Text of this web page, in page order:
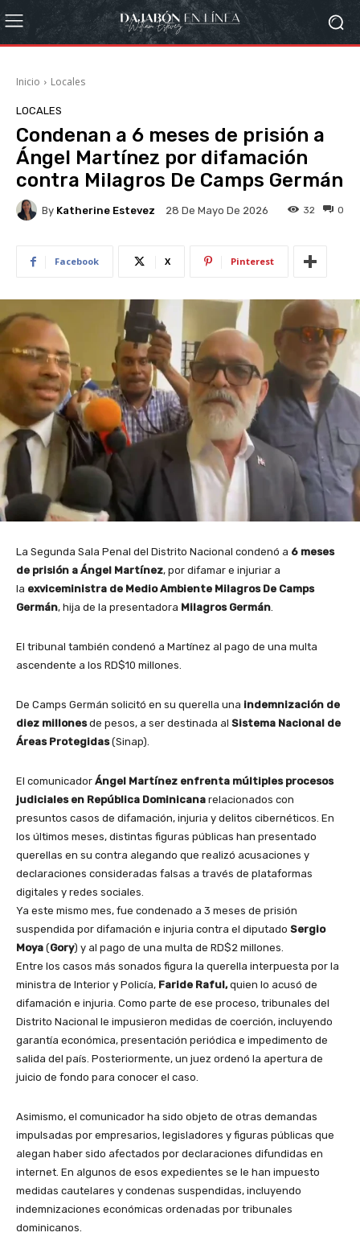
Inicio Locales
LOCALES
Condenan a 6 meses de prisión a
Ángel Martínez por difamación
contra Milagros De Camps Germán
By Katherine Estevez 28 De Mayo De 2026 0
32
Facebook X Pinterest
La Segunda Sala Penal del Distrito Nacional condenó a 6 meses
de prisión a Ángel Martínez, por difamar e injuriar a
la exviceministra de Medio Ambiente Milagros De Camps
Germán, hija de la presentadora Milagros Germán
El tribunal también condenó a Martínez al pago de una multa
ascendente a los RD$10 millones.
De Camps Germán solicitó en su querella una indemnización de
diez millonesde pesos, a ser destinada al Sistema Nacional de
Áreas Protegidas(Sinap).
El comunicador Ángel Martínez enfrenta múltiples procesos
judiciales en República Dominicana relacionados con
presuntos casos de difamación, injuria y delitos cibernéticos. En
los últimos meses, distintas figuras públicas han presentado
querellas en su contra alegando que realizó acusaciones y
declaraciones consideradas falsas a través de plataformas
digitales y redes sociales.
Ya este mismo mes, fue condenado a 3 meses de prisión
suspendida por difamación e injuria contra el diputado Sergio
Moya (Gory) y al pago de una multa de RD$2 millones.
Entre los casos más sonados figura la querella interpuesta por la
ministra de Interior y Policía, Faride Raful,quien lo acusó de
difamación e injuria. Como parte de ese proceso, tribunales del
Distrito Nacional le impusieron medidas de coerción, incluyendo
garantía económica, presentación periódica e impedimento de
salida del país. Posteriormente, un juez ordenó la apertura de
juicio de fondo para conocer el caso.
Asimismo, el comunicador ha sido objeto de otras demandas
impulsadas por empresarios, legisladores y figuras públicas que
alegan haber sido afectados por declaraciones difundidas en
internet. En algunos de esos expedientes se le han impuesto
medidas cautelares y condenas suspendidas, incluyendo
indemnizaciones económicas ordenadas por tribunales
dominicanos.